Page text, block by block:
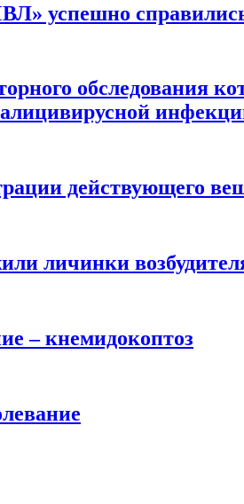
успешно
обследования
действующего
– кнемидокоптоз